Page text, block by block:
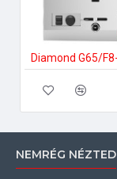
NEMRÉG NÉZTED